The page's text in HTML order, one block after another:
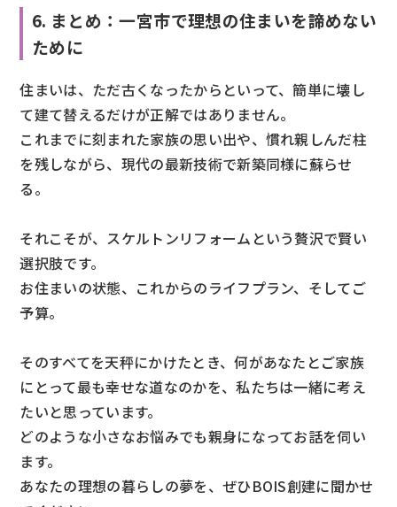
6. まとめ：一宮市で理想の住まいを諦めない
ために
住まいは、ただ古くなったからといって、簡単に壊し
て建て替えるだけが正解ではありません。
これまでに刻まれた家族の思い出や、慣れ親しんだ柱
を残しながら、現代の最新技術で新築同様に蘇らせ
る。
それこそが、スケルトンリフォームという贅沢で賢い
選択肢です。
お住まいの状態、これからのライフプラン、そしてご
予算。
そのすべてを天秤にかけたとき、何があなたとご家族
にとって最も幸せな道なのかを、私たちは一緒に考え
たいと思っています。
どのような小さなお悩みでも親身になってお話を伺い
ます。
あなたの理想の暮らしの夢を、ぜひBOIS創建に聞かせ